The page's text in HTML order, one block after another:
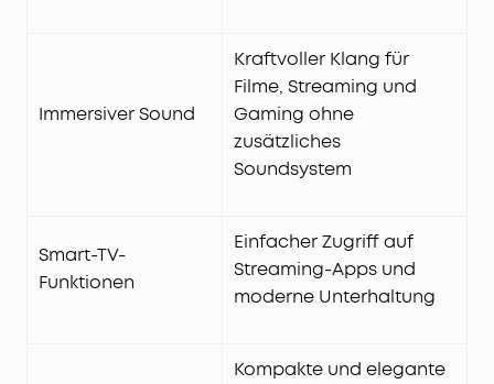
Immersiver Sound
Kraftvoller Klang für
Filme, Streaming und
Gaming ohne
zusätzliches
Soundsystem
Smart-TV-
Funktionen
Einfacher Zugriff auf
Streaming-Apps und
moderne Unterhaltung
Kompakte und elegante